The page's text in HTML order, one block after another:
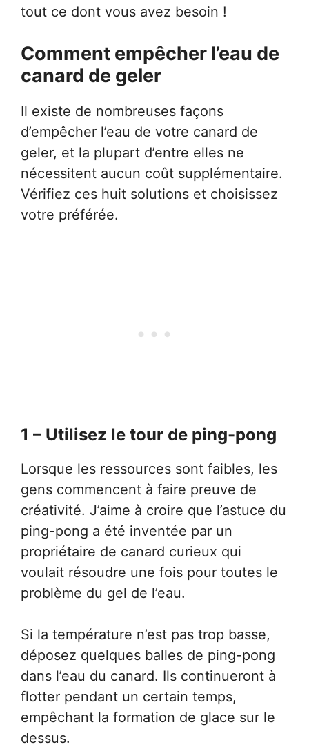
tout ce dont vous avez besoin !
Comment empêcher l’eau de
canard de geler
Il existe de nombreuses façons
d’empêcher l’eau de votre canard de
geler, et la plupart d’entre elles ne
nécessitent aucun coût supplémentaire.
Vérifiez ces huit solutions et choisissez
votre préférée.
1 – Utilisez le tour de ping-pong
Lorsque les ressources sont faibles, les
gens commencent à faire preuve de
créativité. J’aime à croire que l’astuce du
ping-pong a été inventée par un
propriétaire de canard curieux qui
voulait résoudre une fois pour toutes le
problème du gel de l’eau.
Si la température n’est pas trop basse,
déposez quelques balles de ping-pong
dans l’eau du canard. Ils continueront à
flotter pendant un certain temps,
empêchant la formation de glace sur le
dessus.